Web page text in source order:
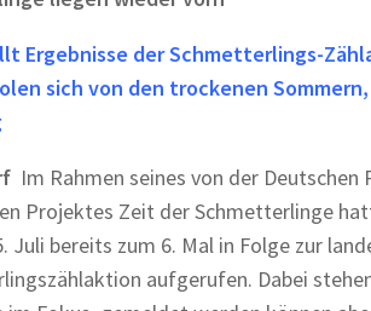
Ergebnisse der Schmetterlings-
sich von den trockenen
 Im Rahmen seines von der
Projektes Zeit der Schmetterlinge
Juli bereits zum 6. Mal in Folge zur
aufgerufen. Dabei